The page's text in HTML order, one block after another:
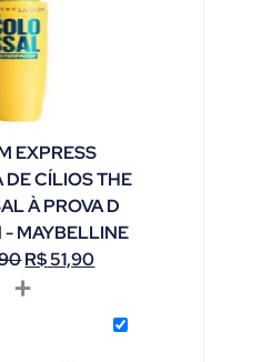
EXPRESS
DE CÍLIOS THE
À PROVA D
- MAYBELLINE
R$51,90
+